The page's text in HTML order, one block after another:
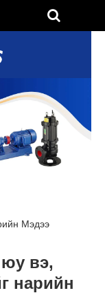
Мэдээ
вэ,
нарийн